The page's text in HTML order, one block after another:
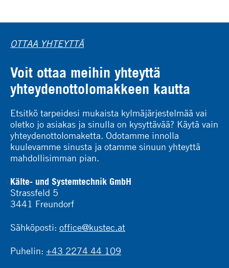
OTTAA YHTEYTTÄ
Voit ottaa meihin yhteyttä
yhteydenottolomakkeen kautta
Etsitkö tarpeidesi mukaista kylmäjärjestelmää vai
oletko jo asiakas ja sinulla on kysyttävää? Käytä vain
yhteydenottolomaketta. Odotamme innolla
kuulevamme sinusta ja otamme sinuun yhteyttä
mahdollisimman pian.
Kälte- und Systemtechnik GmbH
Strassfeld 5
3441 Freundorf
Sähköposti: office@kustec.at
Puhelin: +43 2274 44 109